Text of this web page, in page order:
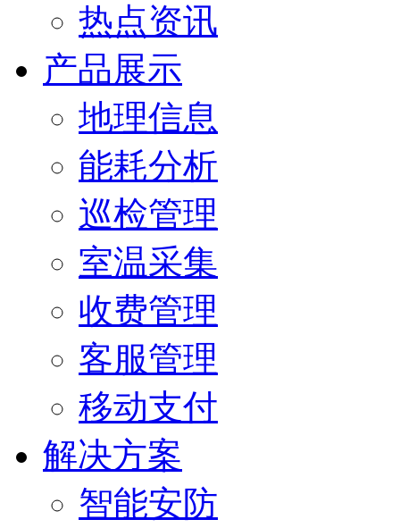
热点资讯
产品展示
地理信息
能耗分析
巡检管理
室温采集
收费管理
客服管理
移动支付
解决方案
智能安防